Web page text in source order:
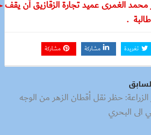
محمد الغمرى عميد تجارة الزقازيق أن
تغريدة مشاركة مشاركة
الزراعة: حظر نقل أقطان الزهر من الوجه
الى البحري